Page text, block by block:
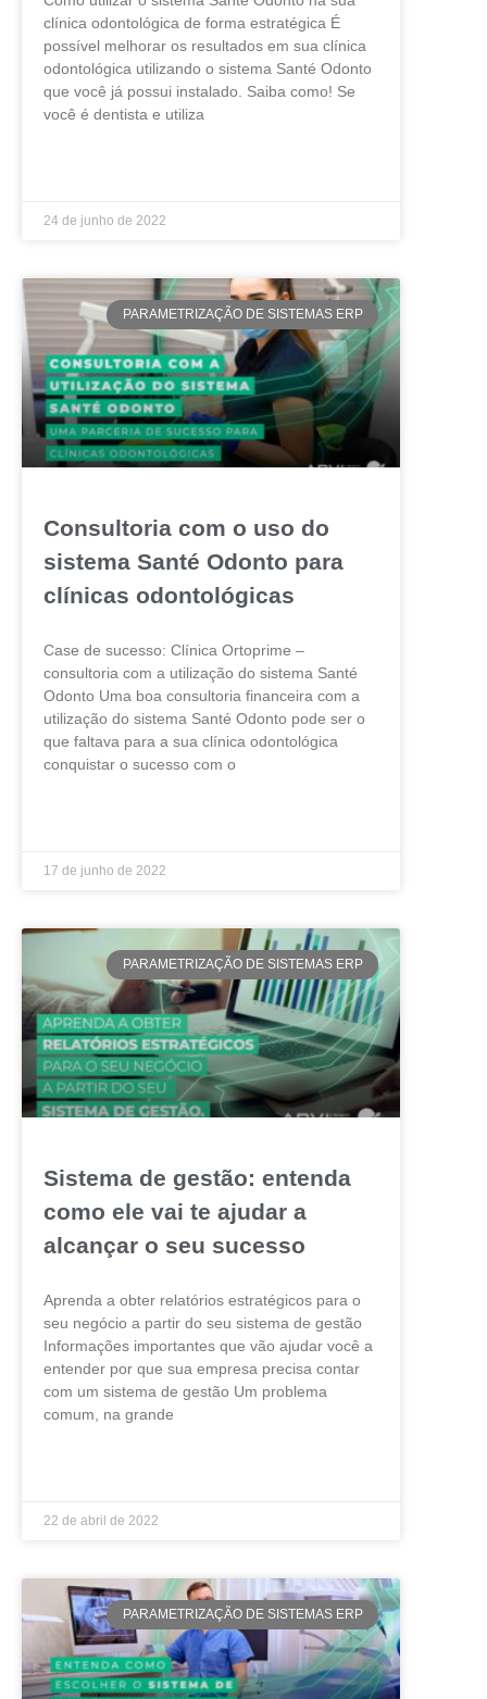
clínica odontológica de forma estratégica É
possível melhorar os resultados em sua clínica
odontológica utilizando o sistema Santé Odonto
que você já possui instalado. Saiba como! Se
você é dentista e utiliza
24 de junho de 2022
PARAMETRIZAÇÃO DE SISTEMAS ERP
Consultoria com o uso do
sistema Santé Odonto para
clínicas odontológicas
Case de sucesso: Clínica Ortoprime –
consultoria com a utilização do sistema Santé
Odonto Uma boa consultoria financeira com a
utilização do sistema Santé Odonto pode ser o
que faltava para a sua clínica odontológica
conquistar o sucesso com o
17 de junho de 2022
PARAMETRIZAÇÃO DE SISTEMAS ERP
Sistema de gestão: entenda
como ele vai te ajudar a
alcançar o seu sucesso
Aprenda a obter relatórios estratégicos para o
seu negócio a partir do seu sistema de gestão
Informações importantes que vão ajudar você a
entender por que sua empresa precisa contar
com um sistema de gestão Um problema
comum, na grande
22 de abril de 2022
PARAMETRIZAÇÃO DE SISTEMAS ERP